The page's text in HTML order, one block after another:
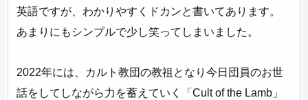
英語ですが、わかりやすくドカンと書いてあります。
あまりにもシンプルで少し笑ってしまいました。
2022年には、カルト教団の教祖となり今日団員のお世
話をしてしながら力を蓄えていく「Cult of the Lamb」